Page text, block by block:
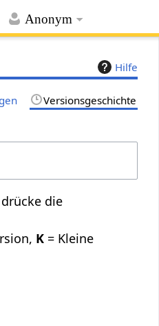
Anonym
Hilfe
Versionsgeschichte
die
K = Kleine